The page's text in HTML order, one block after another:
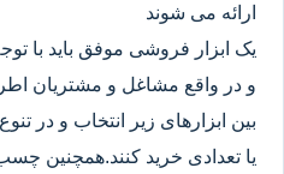
ارائه می شوند
یک ابزار فروشی موفق باید با
و در واقع مشاغل و مشتریان
بین ابزارهای زیر انتخاب و در
یا تعدادی خرید کنند.همچنین